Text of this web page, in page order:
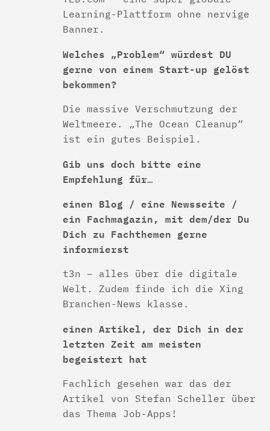
Learning-Plattform ohne nervige
Banner.
Welches „Problem“ würdest DU
gerne von einem Start-up gelöst
bekommen?
Die massive Verschmutzung der
Weltmeere. „The Ocean Cleanup“
ist ein gutes Beispiel.
Gib uns doch bitte eine
Empfehlung für…
einen Blog / eine Newsseite /
ein Fachmagazin, mit dem/der Du
Dich zu Fachthemen gerne
informierst
t3n – alles über die digitale
Welt. Zudem finde ich die Xing
Branchen-News klasse.
einen Artikel, der Dich in der
letzten Zeit am meisten
begeistert hat
Fachlich gesehen war das der
Artikel von Stefan Scheller über
das Thema Job-Apps!